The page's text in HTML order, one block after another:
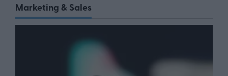
Marketing & Sales